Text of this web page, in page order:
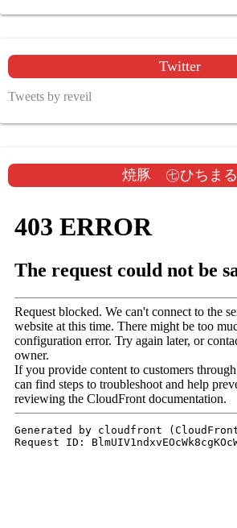
Twitter
Tweets by reveil
焼豚 ㊆ひちまる